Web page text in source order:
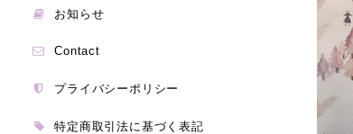
お知らせ
Contact
プライバシーポリシー
特定商取引法に基づく表記